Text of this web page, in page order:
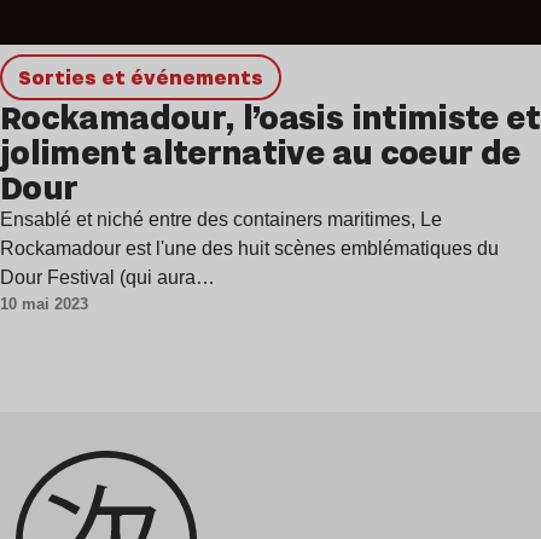
Sorties et événements
Rockamadour, l’oasis intimiste et
joliment alternative au coeur de
Dour
Ensablé et niché entre des containers maritimes, Le
Rockamadour est l'une des huit scènes emblématiques du
Dour Festival (qui aura…
10 mai 2023